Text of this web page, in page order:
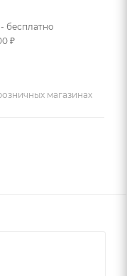
бесплатно
₽
магазинах